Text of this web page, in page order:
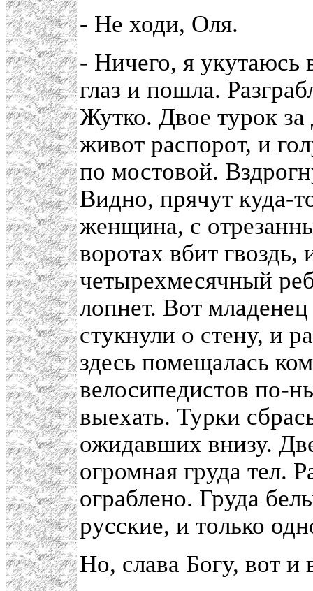
- Не ходи, Оля.
- Ничего, я укутаюсь
глаз и пошла.
Жутко. Двое турок
живот распорот, и
по мостовой.
Видно, прячут куда-
женщина, с
воротах вбит гвоздь,
четырехмесячный
лопнет. Вот
стукнули о стену, и
здесь помещалась
велосипедистов по-
выехать. Турки
ожидавших внизу.
огромная груда тел.
ограблено. Груда
русские, и только
Но, слава Богу, вот и